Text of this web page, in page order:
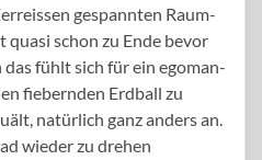
gespannten Raum-
schon zu Ende bevor
fühlt sich für ein egoman-
fiebernden Erdball zu
natürlich ganz anders an.
wieder zu drehen